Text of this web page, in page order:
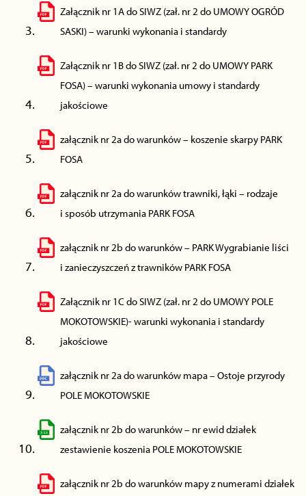
Załącznik nr 1A do SIWZ (zał. nr 2 do UMOWY OGRÓD
SASKI) – warunki wykonania i standardy
Załącznik nr 1B do SIWZ (zał. nr 2 do UMOWY PARK
FOSA) – warunki wykonania umowy i standardy
jakościowe
załącznik nr 2a do warunków – koszenie skarpy PARK
FOSA
załącznik nr 2a do warunków trawniki, łąki – rodzaje
i sposób utrzymania PARK FOSA
załącznik nr 2b do warunków – PARK Wygrabianie liści
i zanieczyszczeń z trawników PARK FOSA
Załącznik nr 1C do SIWZ (zał. nr 2 do UMOWY POLE
MOKOTOWSKIE)- warunki wykonania i standardy
jakościowe
załącznik nr 2a do warunków mapa – Ostoje przyrody
POLE MOKOTOWSKIE
załącznik nr 2b do warunków – nr ewid działek
zestawienie koszenia POLE MOKOTOWSKIE
załącznik nr 2b do warunków mapy z numerami działek